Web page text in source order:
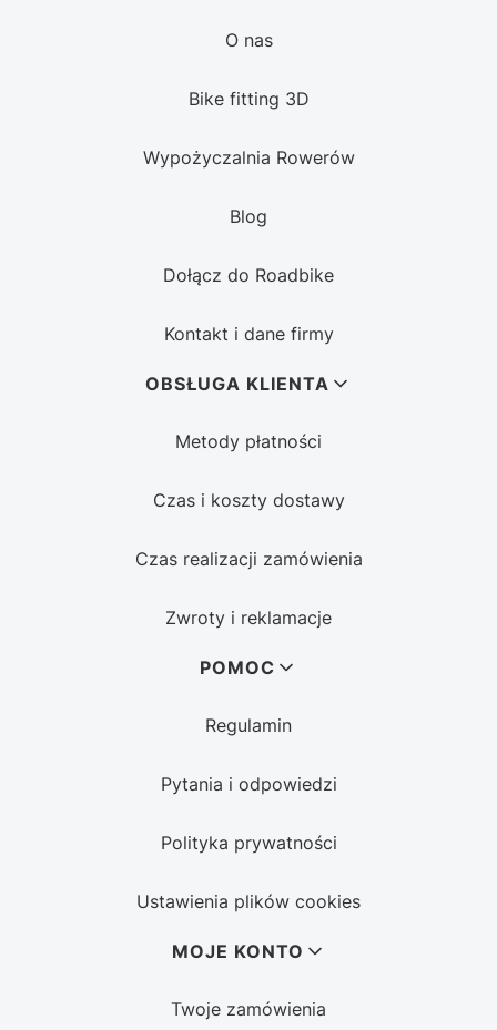
O nas
Bike fitting 3D
Wypożyczalnia Rowerów
Blog
Dołącz do Roadbike
Kontakt i dane firmy
OBSŁUGA KLIENTA
Metody płatności
Czas i koszty dostawy
Czas realizacji zamówienia
Zwroty i reklamacje
POMOC
Regulamin
Pytania i odpowiedzi
Polityka prywatności
Ustawienia plików cookies
MOJE KONTO
Twoje zamówienia